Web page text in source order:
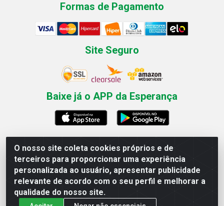
O nosso site coleta cookies próprios e de
terceiros para proporcionar uma experiência
personalizada ao usuário, apresentar publicidade
relevante de acordo com o seu perfil e melhorar a
qualidade do nosso site.
Formas de Pagamento
Site Seguro
Baixe já o APP da Esperança
Esperança Nordeste - Rua Professor Caldas Filho, 291 -
Estância - Recife / PE CEP: 50771-335 - CNPJ
03.666.136/0001-23